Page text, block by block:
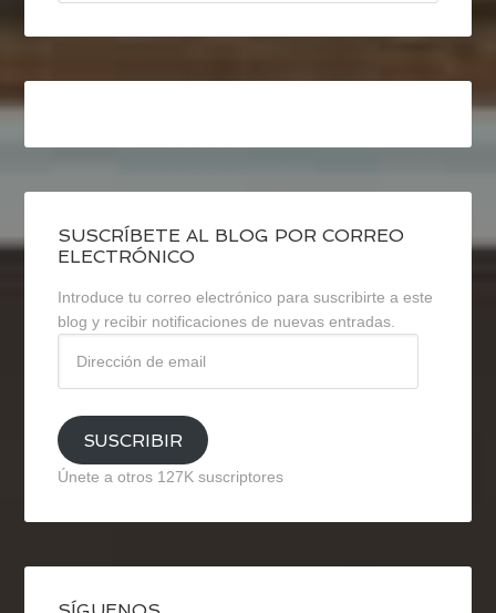
SUSCRÍBETE AL BLOG POR CORREO
ELECTRÓNICO
Introduce tu correo electrónico para suscribirte a este
blog y recibir notificaciones de nuevas entradas.
email
SUSCRIBIR
Únete a otros 127K suscriptores